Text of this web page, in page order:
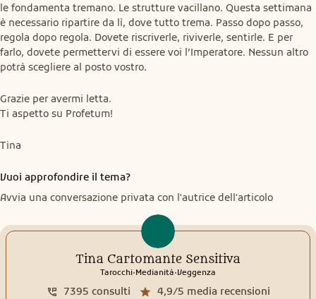
le fondamenta tremano. Le strutture vacillano. Questa settimana
è necessario ripartire da lì, dove tutto trema. Passo dopo passo,
regola dopo regola. Dovete riscriverle, riviverle, sentirle. E per
farlo, dovete permettervi di essere voi l’Imperatore. Nessun altro
potrà scegliere al posto vostro.
Grazie per avermi letta.
Ti aspetto su Profetum!
Tina
Vuoi approfondire il tema?
Avvia una conversazione privata con l'autrice dell'articolo
Tina Cartomante Sensitiva
Tarocchi.Medianità.Veggenza
4,9/5 media recensioni
7395 consulti